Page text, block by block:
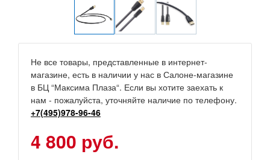
Не все товары, представленные в интернет-
магазине, есть в наличии у нас в Салоне-магазине
в БЦ “Максима Плаза“. Если вы хотите заехать к
нам - пожалуйста, уточняйте наличие по телефону.
+7(495)978-96-46
4 800 руб.